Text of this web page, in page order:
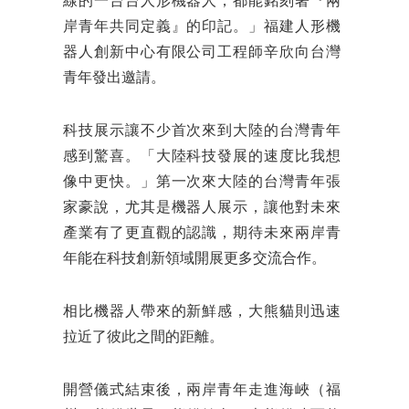
岸青年共同定義』的印記。」福建人形機
器人創新中心有限公司工程師辛欣向台灣
青年發出邀請。
科技展示讓不少首次來到大陸的台灣青年
感到驚喜。「大陸科技發展的速度比我想
像中更快。」第一次來大陸的台灣青年張
家豪說，尤其是機器人展示，讓他對未來
產業有了更直觀的認識，期待未來兩岸青
年能在科技創新領域開展更多交流合作。
相比機器人帶來的新鮮感，大熊貓則迅速
拉近了彼此之間的距離。
開營儀式結束後，兩岸青年走進海峽（福